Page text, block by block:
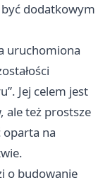
być dodatkowym
uruchomiona
Jej celem jest
ale też prostsze
oparta na
o budowanie